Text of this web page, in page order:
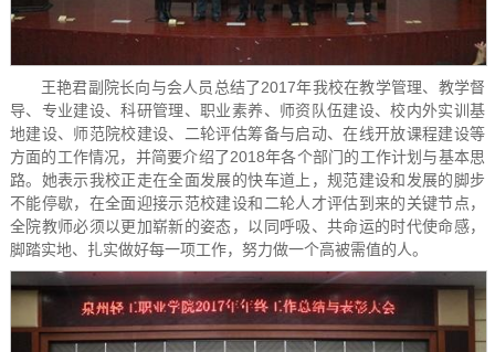
王艳君副院长向与会人员总结了2017年我校在教学管理、教学督
导、专业建设、科研管理、职业素养、师资队伍建设、校内外实训基
地建设、师范院校建设、二轮评估筹备与启动、在线开放课程建设等
方面的工作情况，并简要介绍了2018年各个部门的工作计划与基本思
路。她表示我校正走在全面发展的快车道上，规范建设和发展的脚步
不能停歇，在全面迎接示范校建设和二轮人才评估到来的关键节点，
全院教师必须以更加崭新的姿态，以同呼吸、共命运的时代使命感，
脚踏实地、扎实做好每一项工作，努力做一个高被需值的人。